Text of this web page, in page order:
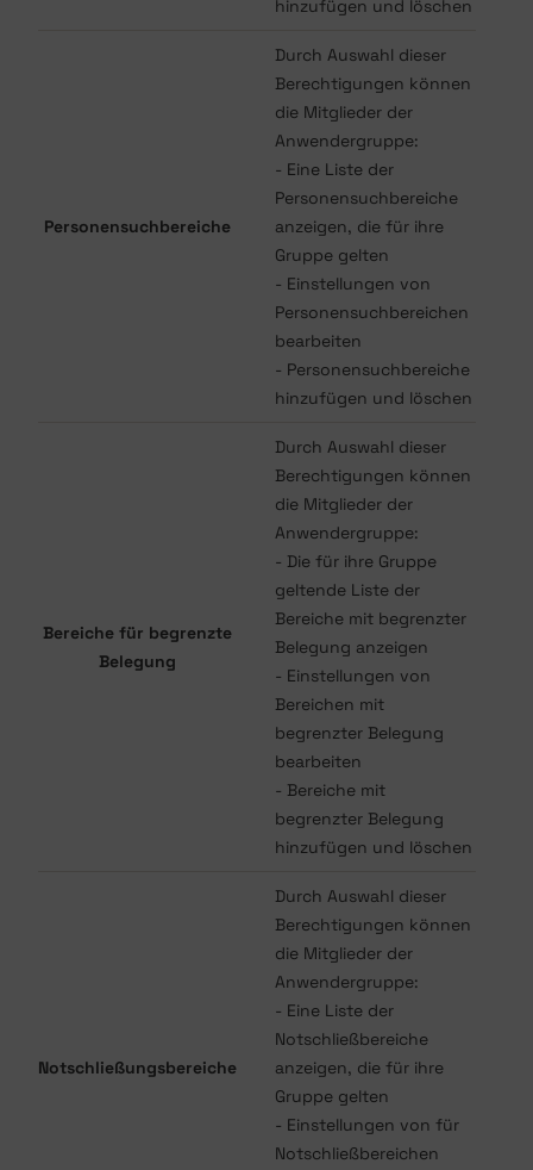
hinzufügen und löschen
Personensuchbereiche
Durch Auswahl dieser
Berechtigungen können
die Mitglieder der
Anwendergruppe:
- Eine Liste der
Personensuchbereiche
anzeigen, die für ihre
Gruppe gelten
- Einstellungen von
Personensuchbereichen
bearbeiten
- Personensuchbereiche
hinzufügen und löschen
Bereiche für begrenzte
Belegung
Durch Auswahl dieser
Berechtigungen können
die Mitglieder der
Anwendergruppe:
- Die für ihre Gruppe
geltende Liste der
Bereiche mit begrenzter
Belegung anzeigen
- Einstellungen von
Bereichen mit
begrenzter Belegung
bearbeiten
- Bereiche mit
begrenzter Belegung
hinzufügen und löschen
Notschließungsbereiche
Durch Auswahl dieser
Berechtigungen können
die Mitglieder der
Anwendergruppe:
- Eine Liste der
Notschließbereiche
anzeigen, die für ihre
Gruppe gelten
- Einstellungen von für
Notschließbereichen